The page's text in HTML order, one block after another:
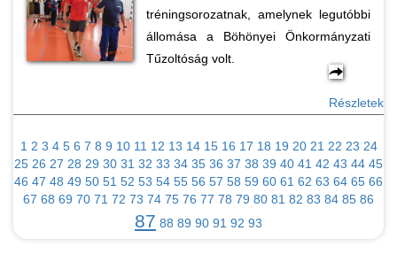
tréningsorozatnak, amelynek legutóbbi
állomása a Böhönyei Önkormányzati
Tűzoltóság volt.
Részletek
1 2 3 4 5 6 7 8 9 10 11 12 13 14 15 16 17 18 19 20 21 22 23 24
25 26 27 28 29 30 31 32 33 34 35 36 37 38 39 40 41 42 43 44 45
46 47 48 49 50 51 52 53 54 55 56 57 58 59 60 61 62 63 64 65 66
67 68 69 70 71 72 73 74 75 76 77 78 79 80 81 82 83 84 85 86
87 88 89 90 91 92 93